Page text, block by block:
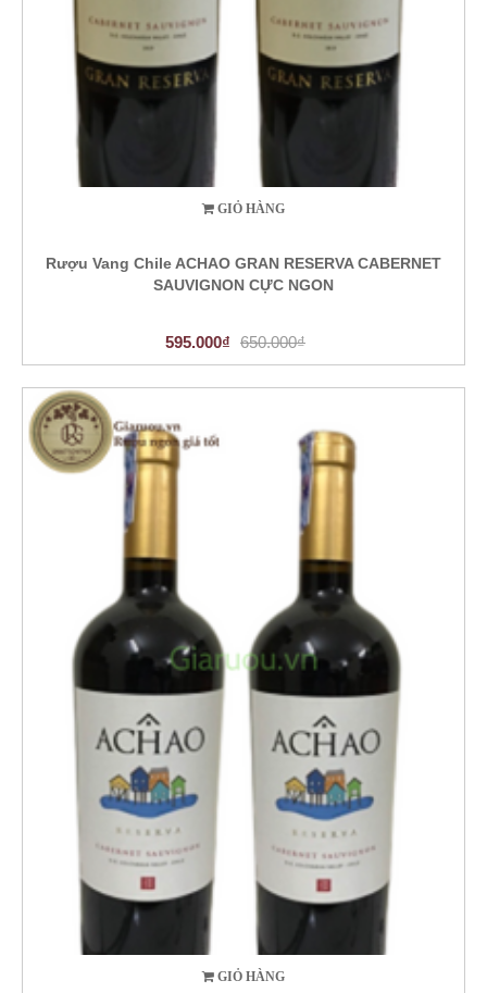
GIỎ HÀNG
Rượu Vang Chile ACHAO GRAN RESERVA CABERNET
SAUVIGNON CỰC NGON
595.000₫ 650.000₫
GIỎ HÀNG